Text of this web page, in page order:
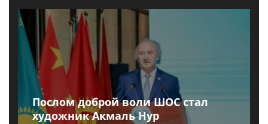
Послом доброй воли ШОС стал
художник Акмаль Нур